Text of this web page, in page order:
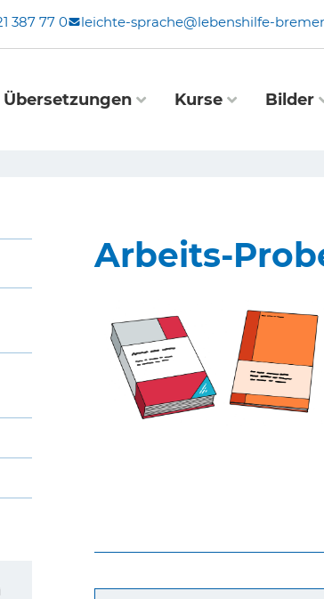
387 77 0 leichte-sprache@lebenshilfe-
Übersetzungen Kurse Bilder
Arbeits-